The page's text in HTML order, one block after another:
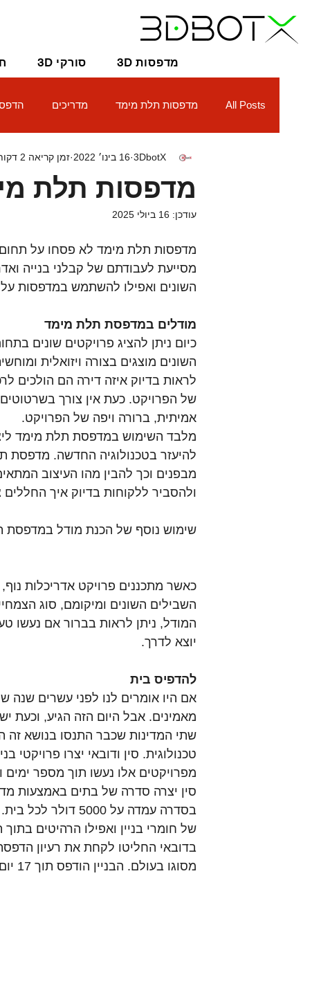
3D סורקי 3D מדפסות
All Posts מדפסות תלת מימד מדריכים
מדפסות תלת
3DbotX 16 בינו׳ 2022 זמן קריאה 2 דקות
עודכן: 16 ביולי 2025
מדפסות תלת מימד לא פסחו על
מסייעת לעבודתם של קבלני בנייה
השונים ואפילו להשתמש במדפסות
מודלים במדפסת תלת מימד
כיום ניתן להציג פרויקטים שונים
השונים מוצגים בצורה ויזואלית
לראות בדיוק איזה דירה הם הולכים
של הפרויקט. כעת אין צורך
אמיתית, ברורה ויפה של הפרויקט.
מלבד השימוש במדפסת תלת מימד
להיעזר בטכנולוגיה החדשה. מדפסת
מבפנים וכך להבין מהו העיצוב
ולהסביר ללקוחות בדיוק איך החללים
שימוש נוסף של הכנת מודל במדפסת
כאשר מתכננים פרויקט אדריכלות
השבילים השונים ומיקומם, סוג
המודל, ניתן לראות בברור אם נעשו
יוצא לדרך.
להדפיס בית
אם היו אומרים לנו לפני עשרים שנה
מאמינים. אבל היום הזה הגיע,
שתי המדינות שכבר התנסו בנושא זה
טכנולוגית. סין ודובאי יצרו
מפרויקטים אלו נעשו תוך מספר ימים
בסדרה עמדה על
של חומרי בניין ואפילו הרהיטים
בדובאי החליטו לקחת את רעיון
מסוגו בעולם. הבניין הודפס תוך 17 יום והורכב במשך יומיים.